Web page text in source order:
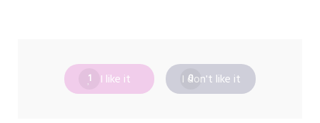
1 I like it 0
I don't like it